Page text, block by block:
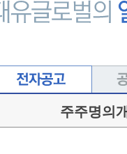
주주명의